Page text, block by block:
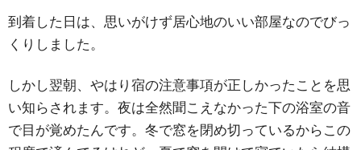
到着した日は、思いがけず居心地のいい部屋なのでびっ
くりしました。
しかし翌朝、やはり宿の注意事項が正しかったことを思
い知らされます。夜は全然聞こえなかった下の浴室の音
で目が覚めたんです。冬で窓を閉め切っているからこの